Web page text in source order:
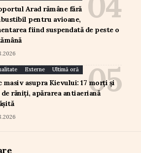
Arad rămâne fără
pentru avioane,
fiind suspendată de peste o
Externe Ultimă oră
masiv asupra Kievului: 17 morți și
de răniți, apărarea antiaeriană